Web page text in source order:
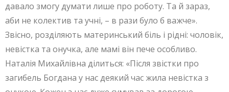
давало змогу думати лише про роботу. Та й зараз,
аби не колектив та учні, – в рази було б важче».
Звісно, розділяють материнський біль і рідні: чоловік,
невістка та онучка, але мамі він пече особливо.
Наталія Михайлівна ділиться: «Після звістки про
загибель Богдана у нас деякий час жила невістка з